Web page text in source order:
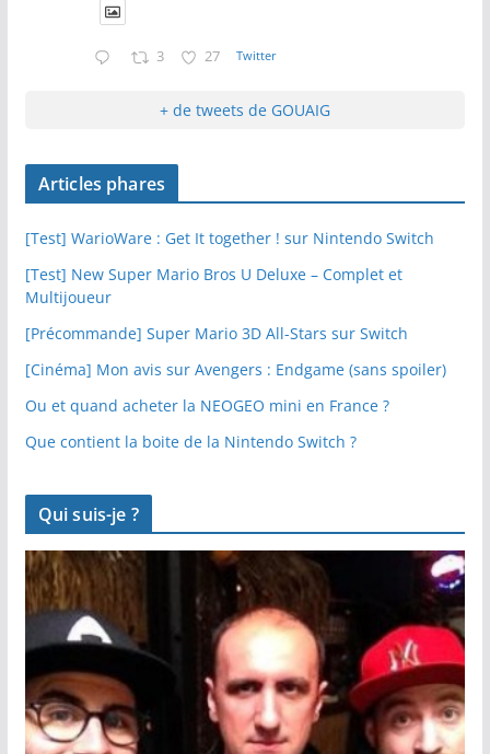
3 27 Twitter
+ de tweets de GOUAIG
Articles phares
[Test] WarioWare : Get It together ! sur Nintendo Switch
[Test] New Super Mario Bros U Deluxe – Complet et
Multijoueur
[Précommande] Super Mario 3D All-Stars sur Switch
[Cinéma] Mon avis sur Avengers : Endgame (sans spoiler)
Ou et quand acheter la NEOGEO mini en France ?
Que contient la boite de la Nintendo Switch ?
Qui suis-je ?